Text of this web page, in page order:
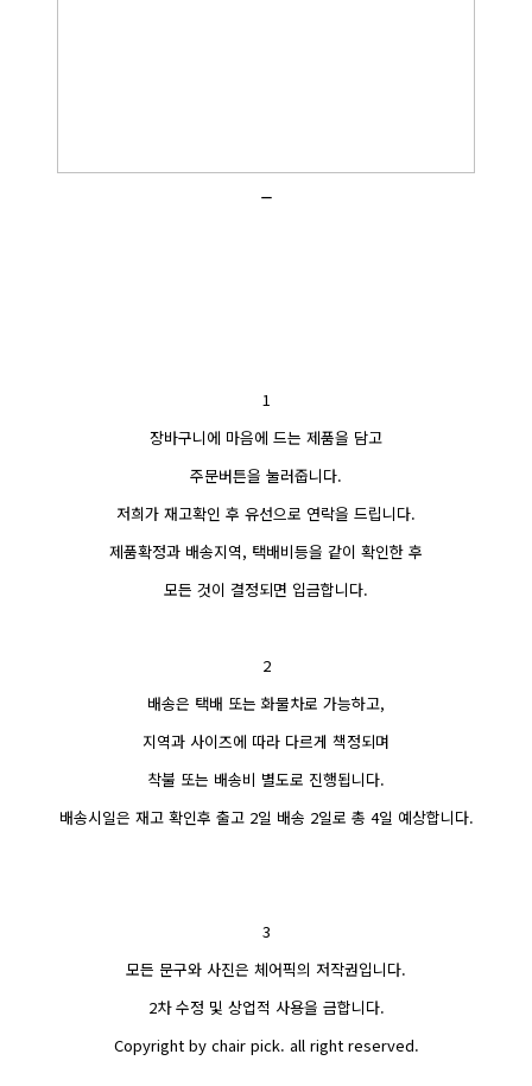
1
장바구니에 마음에 드는 제품을 담고
주문버튼을 눌러줍니다.
저희가 재고확인 후 유선으로 연락을 드립니다.
제품확정과 배송지역, 택배비등을 같이 확인한 후
모든 것이 결정되면 입금합니다.
2
배송은 택배 또는 화물차로 가능하고,
지역과 사이즈에 따라 다르게 책정되며
착불 또는 배송비 별도로 진행됩니다.
배송시일은 재고 확인후 출고 2일 배송 2일로 총 4일 예상합니다.
3
모든 문구와 사진은 체어픽의 저작권입니다.
2차 수정 및 상업적 사용을 금합니다.
Copyright by chair pick. all right reserved.